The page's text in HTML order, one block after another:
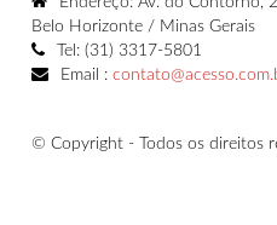
Belo Horizonte / Minas Gerais
Tel: (31) 3317-5801
Email :
© Copyright - Todos os direitos